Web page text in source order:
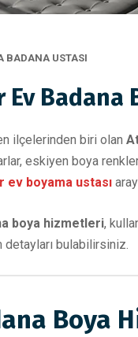
BADANA USTASI
Badana
ilçelerinden biri olan
eskiyen boya
ev boyama ustası
boya hizmetleri,
detayları bulabilirsiniz.
Boya